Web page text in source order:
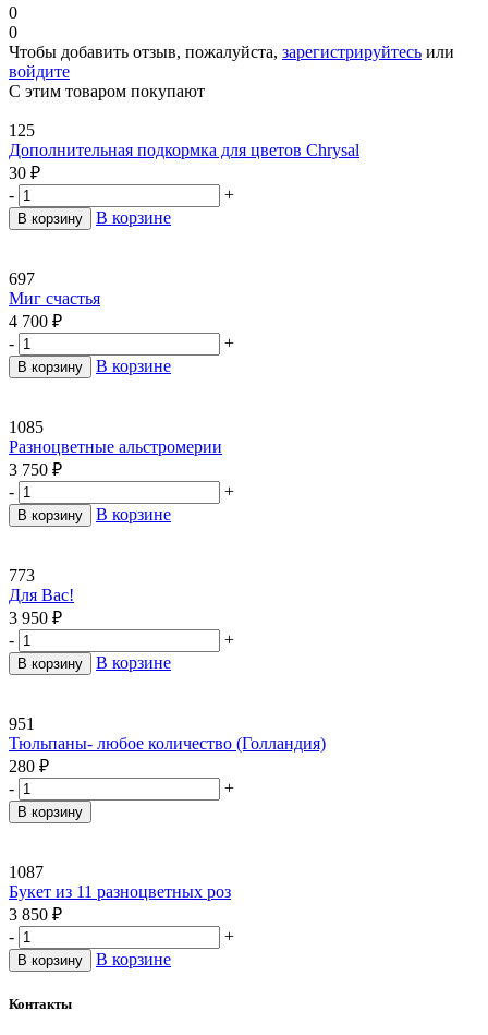
0
0
Чтобы добавить отзыв, пожалуйста, зарегистрируйтесь или
войдите
С этим товаром покупают
125
Дополнительная подкормка для цветов Chrysal
30 ₽
-
+
В корзину В корзине
697
Миг счастья
4 700 ₽
-
+
В корзину В корзине
1085
Разноцветные альстромерии
3 750 ₽
-
+
В корзину В корзине
773
Для Вас!
3 950 ₽
-
+
В корзину В корзине
951
Тюльпаны- любое количество (Голландия)
280 ₽
-
+
В корзину
1087
Букет из 11 разноцветных роз
3 850 ₽
-
+
В корзину В корзине
Контакты